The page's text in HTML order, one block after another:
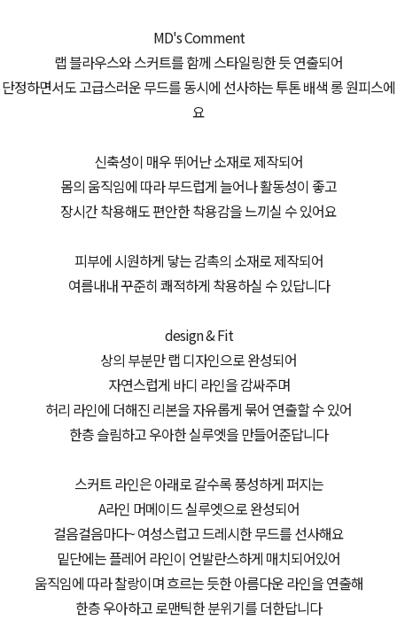
MD's Comment
랩 블라우스와 스커트를 함께 스타일링한 듯 연출되어
단정하면서도 고급스러운 무드를 동시에 선사하는 투톤 배색 롱 원피스에
요
신축성이 매우 뛰어난 소재로 제작되어
몸의 움직임에 따라 부드럽게 늘어나 활동성이 좋고
장시간 착용해도 편안한 착용감을 느끼실 수 있어요
피부에 시원하게 닿는 감촉의 소재로 제작되어
여름내내 꾸준히 쾌적하게 착용하실 수 있답니다
design & Fit
상의 부분만 랩 디자인으로 완성되어
자연스럽게 바디 라인을 감싸주며
허리 라인에 더해진 리본을 자유롭게 묶어 연출할 수 있어
한층 슬림하고 우아한 실루엣을 만들어준답니다
스커트 라인은 아래로 갈수록 풍성하게 퍼지는
A라인 머메이드 실루엣으로 완성되어
걸음걸음마다~ 여성스럽고 드레시한 무드를 선사해요
밑단에는 플레어 라인이 언발란스하게 매치되어있어
움직임에 따라 찰랑이며 흐르는 듯한 아름다운 라인을 연출해
한층 우아하고 로맨틱한 분위기를 더한답니다